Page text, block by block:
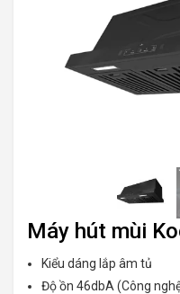
Máy hút mùi
Kiểu dáng lắp âm tủ
Độ ồn 46dbA (Công